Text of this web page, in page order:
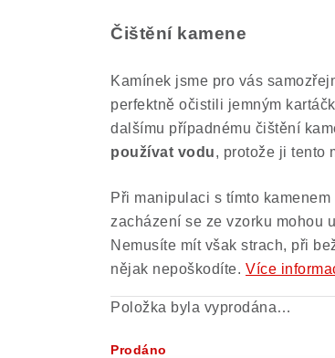
Čištění kamene
Kamínek jsme pro vás
perfektně očistili jemným
dalšímu případnému čištění
používat vodu, protože ji tento
Při manipulaci s tímto
zacházení se ze vzorku mohou
Nemusíte mít však strach, při
nějak nepoškodíte. Více
Položka byla vyprodána…
Prodáno